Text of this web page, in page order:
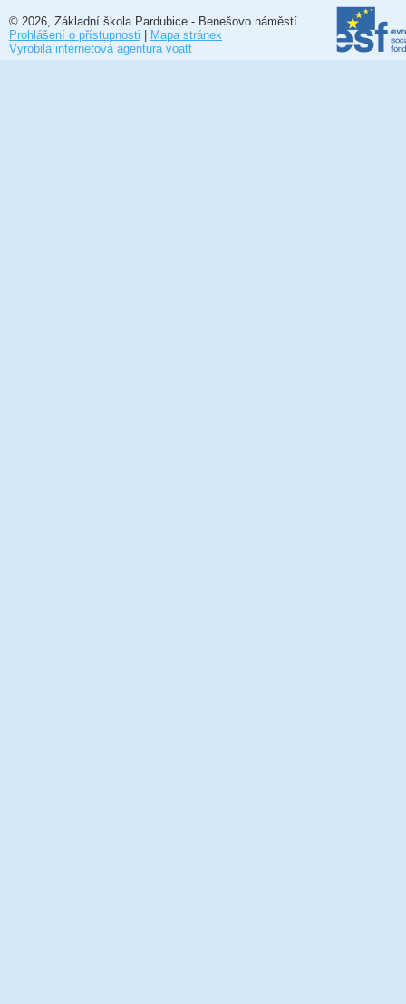
© 2026, Základní škola Pardubice - Benešovo náměstí
Prohlášení o přístupnosti | Mapa stránek
Vyrobila internetová agentura voatt